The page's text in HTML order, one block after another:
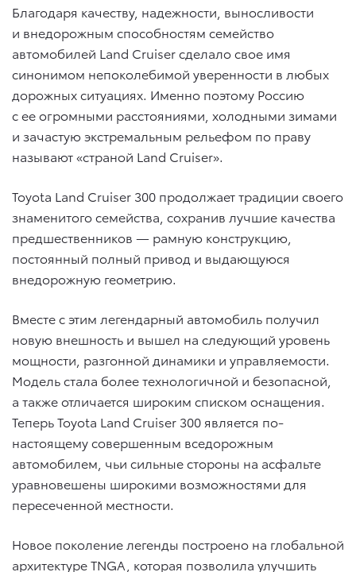
Благодаря качеству, надежности, выносливости
и внедорожным способностям семейство
автомобилей Land Cruiser сделало свое имя
синонимом непоколебимой уверенности в любых
дорожных ситуациях. Именно поэтому Россию
с ее огромными расстояниями, холодными зимами
и зачастую экстремальным рельефом по праву
называют «страной Land Cruiser».
Toyota Land Cruiser 300 продолжает традиции своего
знаменитого семейства, сохранив лучшие качества
предшественников — рамную конструкцию,
постоянный полный привод и выдающуюся
внедорожную геометрию.
Вместе с этим легендарный автомобиль получил
новую внешность и вышел на следующий уровень
мощности, разгонной динамики и управляемости.
Модель стала более технологичной и безопасной,
а также отличается широким списком оснащения.
Теперь Toyota Land Cruiser 300 является по-
настоящему совершенным вседорожным
автомобилем, чьи сильные стороны на асфальте
уравновешены широкими возможностями для
пересеченной местности.
Новое поколение легенды построено на глобальной
архитектуре TNGA, которая позволила улучшить